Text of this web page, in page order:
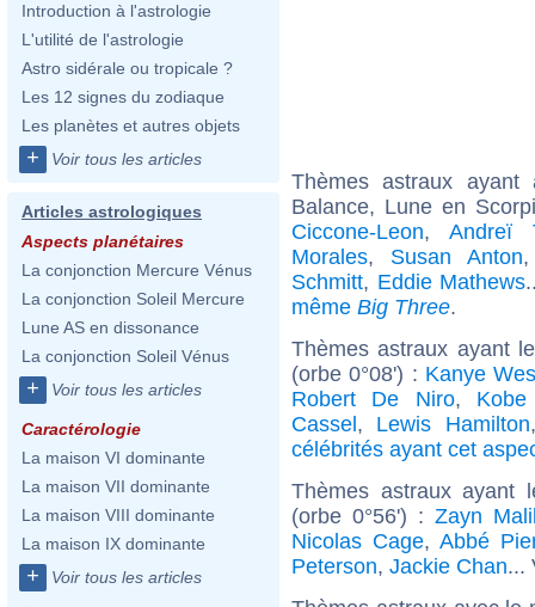
Introduction à l'astrologie
L'utilité de l'astrologie
Astro sidérale ou tropicale ?
Les 12 signes du zodiaque
Les planètes et autres objets
+ Voir tous les articles
Articles astrologiques
Aspects planétaires
La conjonction Mercure Vénus
La conjonction Soleil Mercure
Lune AS en dissonance
La conjonction Soleil Vénus
+ Voir tous les articles
Caractérologie
La maison VI dominante
La maison VII dominante
La maison VIII dominante
La maison IX dominante
+ Voir tous les articles
Thèmes astraux
Balance, Lune en
Ciccone-Leon, Andreï
Morales, Susan Anton
Schmitt, Eddie Mathews
même Big Three.
Thèmes astraux ayant
(orbe 0°08') : Kanye
Robert De Niro,
Cassel, Lewis Hamilton
célébrités ayant cet
Thèmes astraux ayant
(orbe 0°56') : Zayn
Nicolas Cage, Abbé
Peterson, Jackie Chan...